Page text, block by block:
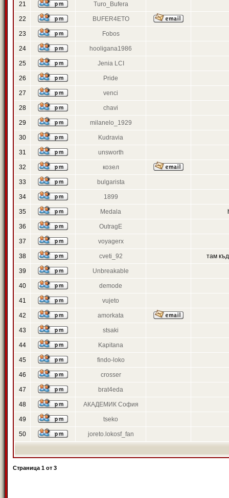
21 Turo_Bufera
22 BUFER4ETO
23 Fobos
24 hooligana1986
25 Jenia LCI
26 Pride
27 venci
28 chavi
29 milanelo_1929
30 Kudravia
31 unsworth
32 козел
33 bulgarista
34 1899
35 Medala
36 OutragE
37 voyagerx
38 cveti_92 там
39 Unbreakable
40 demode
41 vujeto
42 amorkata
43 stsaki
44 Kapitana
45 findo-loko
46 crosser
47 brat4eda
48 АКАДЕМИК София
49 tseko
50 joreto.lokosf_fan
Страница 1 от 3